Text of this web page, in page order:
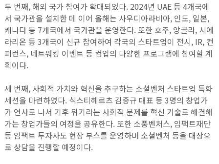
두 번째, 해외 국가 참여가 확대되었다. 2024년 UAE 등 4개국에
서 국가관을 설치한 데 이어 올해는 사우디아라비아, 인도, 일본,
캐나다 등 7개국에서 국가관을 운영한다. 또한 호주, 앙골라, 시에
라리온 등 3개국이 신규 참여하여 각국의 스타트업이 전시, IR, 컨
퍼런스, 네트워킹 이벤트 등 컴업의 다양한 프로그램에 참여할 계
획이다.
세 번째, 사회적 가치와 혁신을 추구하는 소셜벤처 스타트업 특화
세션을 마련하였다. 식스티헤르츠 김종규 대표 등 3명의 창업가
가 연사로 나서 기후 위기라는 사회적 문제를 혁신 기술로 해결해
가는 창업가들의 여정을 공유한다. 또한 소풍벤처스, 임팩트재단
등 임팩트 투자사도 현장 부스를 운영하며 소셜벤처 등을 대상으
로 상담을 진행할 예정이다.